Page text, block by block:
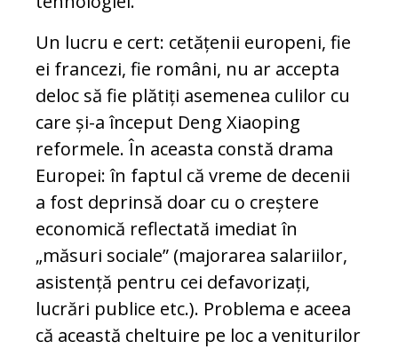
Un lucru e cert: cetățenii europeni, fie
ei francezi, fie români, nu ar accepta
deloc să fie plătiți asemenea culilor cu
care și-a început Deng Xiaoping
reformele. În aceasta constă drama
Europei: în faptul că vreme de decenii
a fost deprinsă doar cu o creștere
economică reflectată imediat în
„măsuri sociale” (majorarea salariilor,
asistență pentru cei defavorizați,
lucrări publice etc.). Problema e aceea
că această cheltuire pe loc a veniturilor